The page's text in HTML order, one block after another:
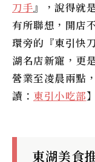
刀手』，說得就
有所聯想，開店
環旁的『東引快
湖名店新寵，更
營業至凌晨兩點
讀： 東引小吃部】
東湖美食